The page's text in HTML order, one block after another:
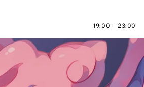
19:00 — 23:00